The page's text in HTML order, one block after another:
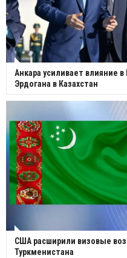
Анкара усиливает влияние
Эрдогана в Казахстан
США расширили визовые
Туркменистана